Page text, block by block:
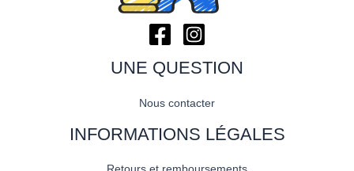
UNE QUESTION
Nous contacter
INFORMATIONS LÉGALES